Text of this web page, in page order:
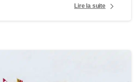
Lire la suite